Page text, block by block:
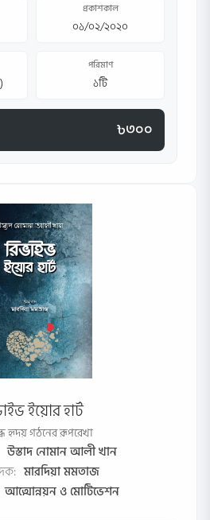
প্রকাশকাল
০১/০২/২০২০
পরিমাণ
১টি
৳৩০০
ইয়োর হার্ট
হৃদয় গঠনের রূপরেখা
উস্তাদ নোমান আলী খান
মারদিয়া মমতাজ
আত্মোন্নয়ন ও মোটিভেশন